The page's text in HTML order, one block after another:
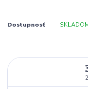
Dostupnosť